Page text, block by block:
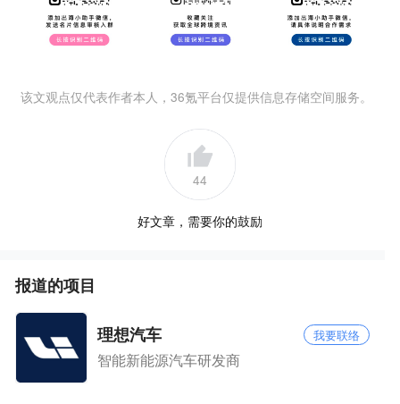
该文观点仅代表作者本人，36氪平台仅提供信息存储空间服务。
44
好文章，需要你的鼓励
报道的项目
理想汽车 我要联络
智能新能源汽车研发商